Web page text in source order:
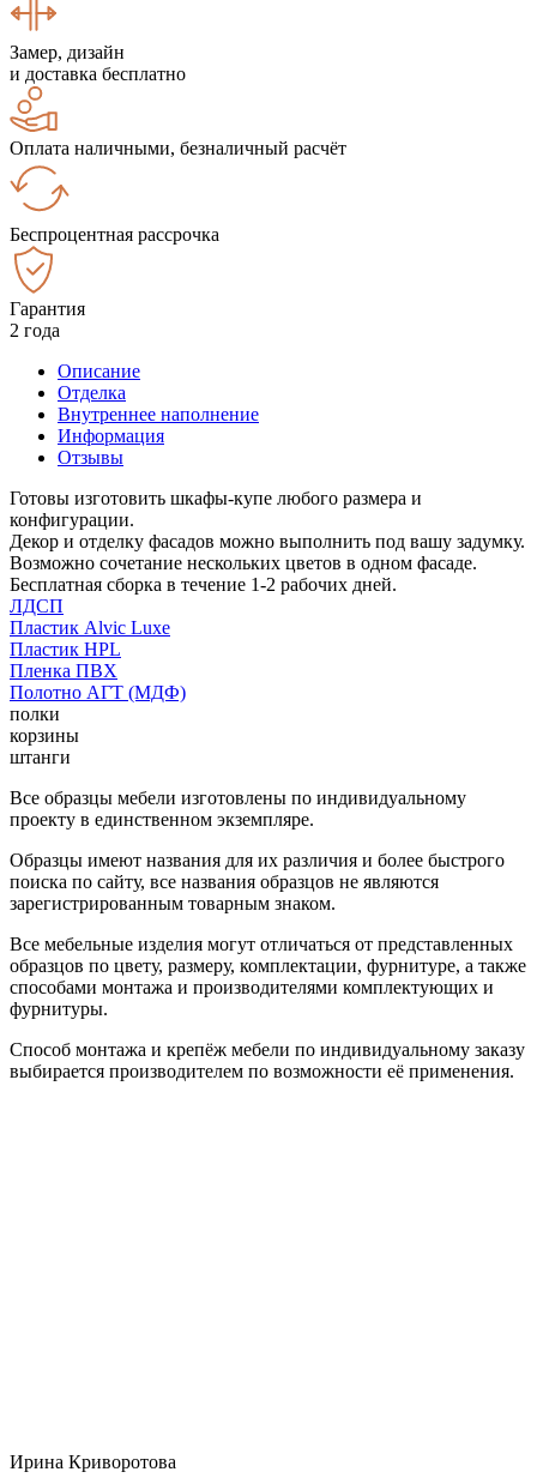
Замер, дизайн
и доставка бесплатно
Оплата наличными, безналичный расчёт
Беспроцентная рассрочка
Гарантия
2 года
Описание
Отделка
Внутреннее наполнение
Информация
Отзывы
Готовы изготовить шкафы-купе любого размера и
конфигурации.
Декор и отделку фасадов можно выполнить под вашу задумку.
Возможно сочетание нескольких цветов в одном фасаде.
Бесплатная сборка в течение 1-2 рабочих дней.
ЛДСП
Пластик Alvic Luxe
Пластик HPL
Пленка ПВХ
Полотно АГТ (МДФ)
полки
корзины
штанги
Все образцы мебели изготовлены по индивидуальному
проекту в единственном экземпляре.
Образцы имеют названия для их различия и более быстрого
поиска по сайту, все названия образцов не являются
зарегистрированным товарным знаком.
Все мебельные изделия могут отличаться от представленных
образцов по цвету, размеру, комплектации, фурнитуре, а также
способами монтажа и производителями комплектующих и
фурнитуры.
Способ монтажа и крепёж мебели по индивидуальному заказу
выбирается производителем по возможности её применения.
Ирина Криворотова